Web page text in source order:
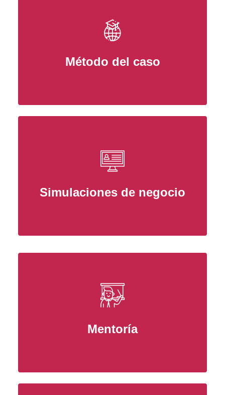
Método del caso
Simulaciones de negocio
Mentoría